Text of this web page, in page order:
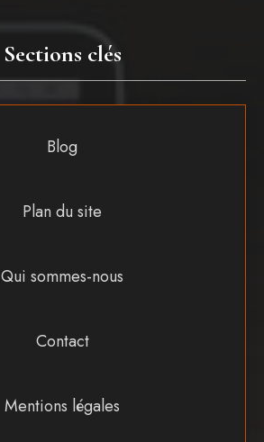
Sections clés
Blog
Plan du site
Qui sommes-nous
Contact
Mentions légales